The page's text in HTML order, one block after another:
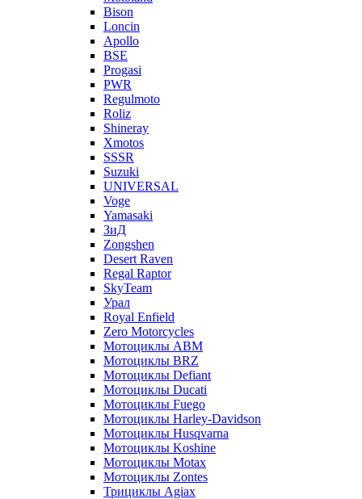
Bison
Loncin
Apollo
BSE
Progasi
PWR
Regulmoto
Roliz
Shineray
Xmotos
SSSR
Suzuki
UNIVERSAL
Voge
Yamasaki
ЗиД
Zongshen
Desert Raven
Regal Raptor
SkyTeam
Урал
Royal Enfield
Zero Motorcycles
Мотоциклы ABM
Мотоциклы BRZ
Мотоциклы Defiant
Мотоциклы Ducati
Мотоциклы Fuego
Мотоциклы Harley-Davidson
Мотоциклы Husqvarna
Мотоциклы Koshine
Мотоциклы Motax
Мотоциклы Zontes
Трициклы Agiax